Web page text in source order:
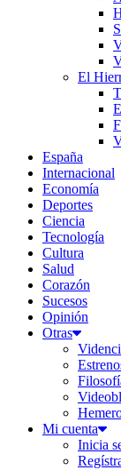
El
España
Internacional
Economía
Deportes
Ciencia
Tecnología
Cultura
Salud
Corazón
Sucesos
Opinión
Otras
Mi cuenta
Inicia